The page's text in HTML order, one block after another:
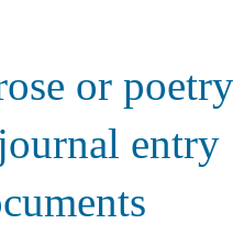
or poetry
entry